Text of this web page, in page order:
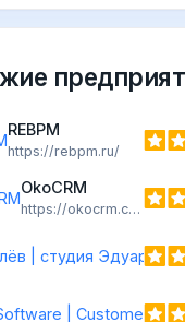
REBPM
https://rebpm.ru/
OkoCRM
https://okocrm.com/